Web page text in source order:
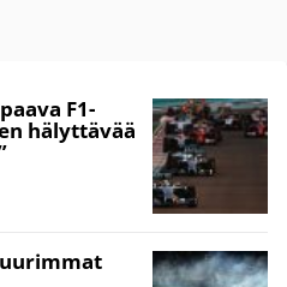
F1-
hälyttävää